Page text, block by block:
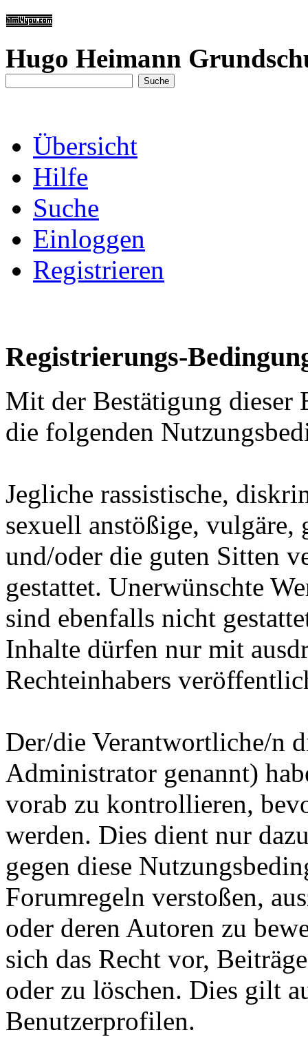
Hugo Heimann
Übersicht
Hilfe
Suche
Einloggen
Registrieren
Registrierungs-
Mit der Bestätigung dieser
die folgenden
Jegliche rassistische,
sexuell anstößige, vulgäre,
und/oder die guten Sitten
gestattet. Unerwünschte
sind ebenfalls nicht
Inhalte dürfen nur mit
Rechteinhabers
Der/die Verantwortliche/n
Administrator genannt)
vorab zu kontrollieren,
werden. Dies dient nur
gegen diese
Forumregeln verstoßen,
oder deren Autoren zu
sich das Recht vor,
oder zu löschen. Dies gilt
Benutzerprofilen.